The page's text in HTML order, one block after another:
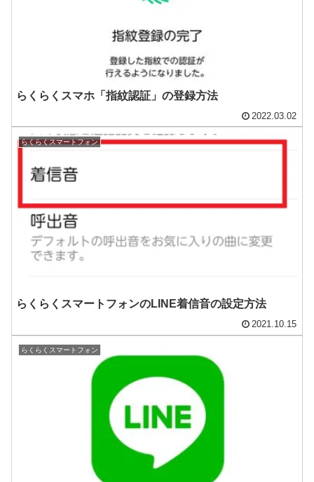
らくらくスマホ「指紋認証」の登録方法
2022.03.02
らくらくスマートフォン
らくらくスマートフォンのLINE着信音の設定方法
2021.10.15
らくらくスマートフォン